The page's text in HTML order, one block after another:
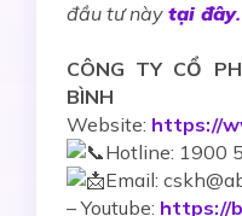
đầu tư này tại đây.
CÔNG TY CỔ
BÌNH
Website: https://
Hotline: 1900
Email:
–Youtube: https://